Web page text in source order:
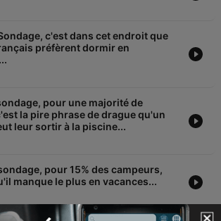
c'est dans cet endroit que
préfèrent dormir en
pour une majorité de
la pire phrase de drague qu'un
leur sortir à la piscine...
pour 15% des campeurs,
manque le plus en vacances...